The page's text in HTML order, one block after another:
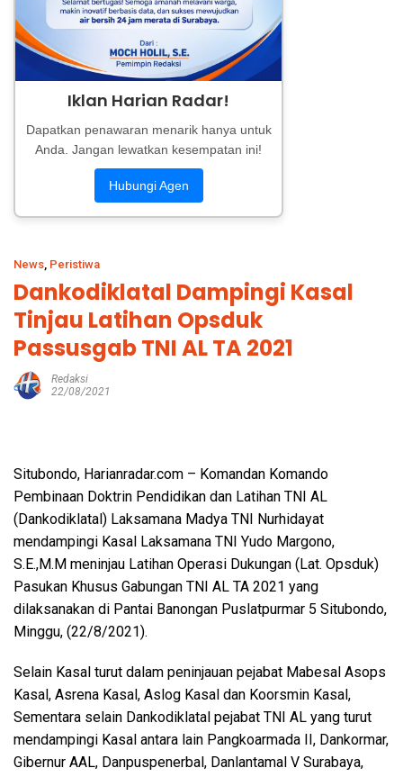
Iklan Harian Radar!
Dapatkan penawaran menarik hanya untuk
Anda. Jangan lewatkan kesempatan ini!
Hubungi Agen
News, Peristiwa
Dankodiklatal Dampingi Kasal
Tinjau Latihan Opsduk
Passusgab TNI AL TA 2021
Redaksi
22/08/2021
Situbondo, Harianradar.com – Komandan Komando
Pembinaan Doktrin Pendidikan dan Latihan TNI AL
(Dankodiklatal) Laksamana Madya TNI Nurhidayat
mendampingi Kasal Laksamana TNI Yudo Margono,
S.E.,M.M meninjau Latihan Operasi Dukungan (Lat. Opsduk)
Pasukan Khusus Gabungan TNI AL TA 2021 yang
dilaksanakan di Pantai Banongan Puslatpurmar 5 Situbondo,
Minggu, (22/8/2021).
Selain Kasal turut dalam peninjauan pejabat Mabesal Asops
Kasal, Asrena Kasal, Aslog Kasal dan Koorsmin Kasal,
Sementara selain Dankodiklatal pejabat TNI AL yang turut
mendampingi Kasal antara lain Pangkoarmada II, Dankormar,
Gibernur AAL, Danpuspenerbal, Danlantamal V Surabaya,